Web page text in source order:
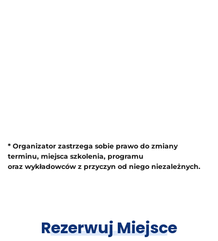
* Organizator zastrzega sobie prawo do zmiany
terminu, miejsca szkolenia, programu
oraz wykładowców z przyczyn od niego niezależnych.
Rezerwuj Miejsce